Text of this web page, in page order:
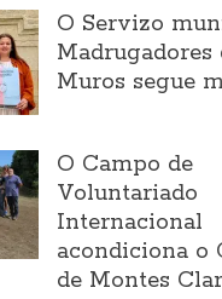
O Servizo
Madrugadores
Muros segue
O Campo de
Voluntariado
Internacional
acondiciona o
de Montes